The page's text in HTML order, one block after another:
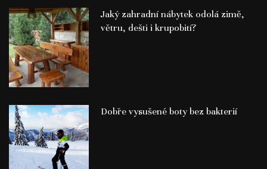
Jaký zahradní nábytek odolá zimě,
větru, dešti i krupobití?
Dobře vysušené boty bez bakterií